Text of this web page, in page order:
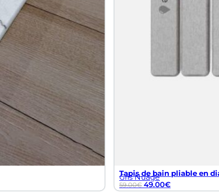
Tapis de bain pliable en
Gris Nuage
59.00€ 49.00€